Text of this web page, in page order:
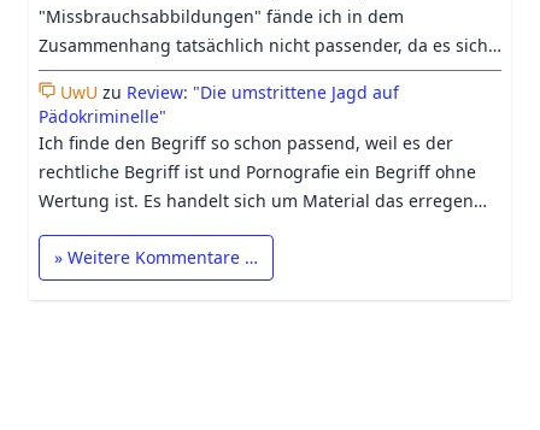
"Missbrauchsabbildungen" fände ich in dem
Zusammenhang tatsächlich nicht passender, da es sich
dabei nicht um ein Synonym für Kinderpornografie,
sondern nur um eine Unterkategorie dieser handelt. So
sind auch Posingbilder oder von Kindern selbst erstellte
Aufnahmen pornografisch, bilden jedoch keinen
Missbrauch ab. Dennoch lehnen wir auch solche
Aufnahmen ab. Bezüglich Uwus Anmerkung, glaube ich,
dass die meisten Menschen bei dem Wort
"Kinderpornografie" i. d. R. an Abbildungen realer
UwU zu Review: "Die umstrittene Jagd auf
Pädokriminelle"
Ich finde den Begriff so schon passend, weil es der
rechtliche Begriff ist und Pornografie ein Begriff ohne
Wertung ist. Es handelt sich um Material das erregen
soll. Mein Vorschlag wäre es vor dem Wort noch ein
"reale" hinzuzufügen.
» Weitere Kommentare …